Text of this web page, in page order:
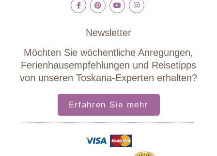
Newsletter
Möchten Sie wöchentliche Anregungen,
Ferienhausempfehlungen und Reisetipps
von unseren Toskana-Experten erhalten?
Erfahren Sie mehr